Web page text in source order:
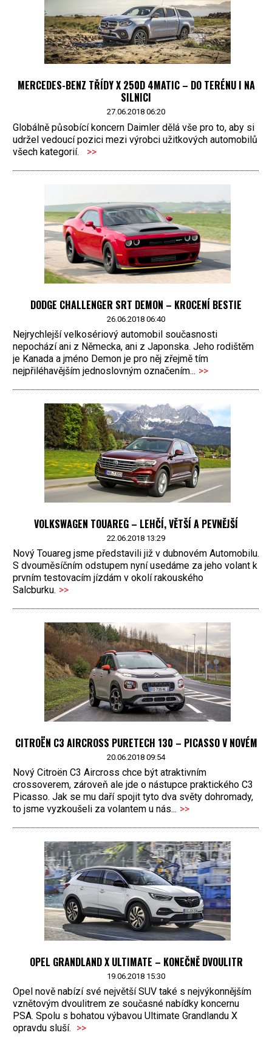
MERCEDES-BENZ TŘÍDY X 250D 4MATIC – DO TERÉNU I NA
SILNICI
27.06.2018 06:20
Globálně působící koncern Daimler dělá vše pro to, aby si
udržel vedoucí pozici mezi výrobci užitkových automobilů
všech kategorií.
>>
DODGE CHALLENGER SRT DEMON – KROCENÍ BESTIE
26.06.2018 06:40
Nejrychlejší velkosériový automobil současnosti
nepochází ani z Německa, ani z Japonska. Jeho rodištěm
je Kanada a jméno Demon je pro něj zřejmě tím
nejpřiléhavějším jednoslovným označením... >>
VOLKSWAGEN TOUAREG – LEHČÍ, VĚTŠÍ A PEVNĚJŠÍ
22.06.2018 13:29
Nový Touareg jsme představili již v dubnovém Automobilu.
S dvouměsíčním odstupem nyní usedáme za jeho volant k
prvním testovacím jízdám v okolí rakouského
Salcburku. >>
CITROËN C3 AIRCROSS PURETECH 130 – PICASSO V NOVÉM
20.06.2018 09:54
Nový Citroën C3 Aircross chce být atraktivním
crossoverem, zároveň ale jde o nástupce praktického C3
Picasso. Jak se mu daří spojit tyto dva světy dohromady,
to jsme vyzkoušeli za volantem u nás... >>
OPEL GRANDLAND X ULTIMATE – KONEČNĚ DVOULITR
19.06.2018 15:30
Opel nově nabízí své největší SUV také s nejvýkonnějším
vznětovým dvoulitrem ze současné nabídky koncernu
PSA. Spolu s bohatou výbavou Ultimate Grandlandu X
opravdu sluší. >>